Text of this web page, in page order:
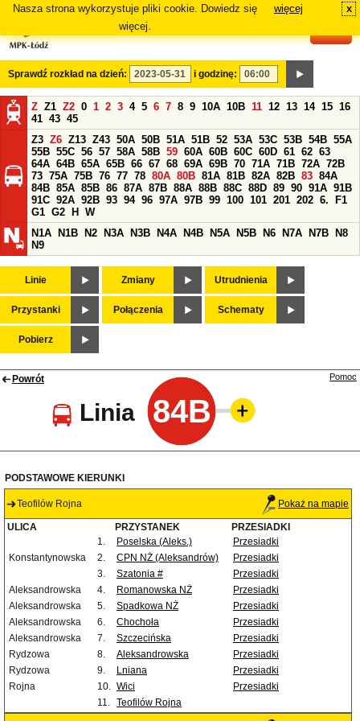
Nasza strona wykorzystuje pliki cookie. Dowiedz się
więcej.
więcej x
Sprawdź rozkład na dzień: i godzinę:
Z Z1 Z2 0 1 2 3 4 5 6 7 8 9 10A 10B 11 12 13 14 15 16
41 43 45
Z3 Z6 Z13 Z43 50A 50B 51A 51B 52 53A 53C 53B 54B 55A
55B 55C 56 57 58A 58B 59 60A 60B 60C 60D 61 62 63
64A 64B 65A 65B 66 67 68 69A 69B 70 71A 71B 72A 72B
73 75A 75B 76 77 78 80A 80B 81A 81B 82A 82B 83 84A
84B 85A 85B 86 87A 87B 88A 88B 88C 88D 89 90 91A 91B
91C 92A 92B 93 94 96 97A 97B 99 100 101 201 202 6.
F1
G1 G2 H
W
N1A
N1B N2 N3A N3B N4A N4B N5A N5B N6 N7A N7B
N8
N9
Linie Zmiany Utrudnienia
Przystanki Połączenia Schematy
Pobierz
Powrót
Linia 84B
Pomoc
PODSTAWOWE KIERUNKI
Teofilów Rojna Pokaż na mapie
ULICA PRZYSTANEK
PRZESIADKI
1.
Poselska (Aleks.)
Przesiadki
Konstantynowska
2. CPN NŻ (Aleksandrów)
Przesiadki
3.
Szatonia #
Przesiadki
Aleksandrowska
4. Romanowska NŻ
Przesiadki
Aleksandrowska
5. Spadkowa NŻ
Przesiadki
Aleksandrowska
6. Chochoła
Przesiadki
Aleksandrowska
7. Szczecińska
Przesiadki
Rydzowa
8. Aleksandrowska
Przesiadki
Rydzowa
9. Lniana
Przesiadki
Rojna
10. Wici
Przesiadki
11. Teofilów Rojna